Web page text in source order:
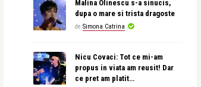
Malina Olinescu s-a sinucis,
dupa o mare si trista dragoste
de Simona Catrina
Nicu Covaci: Tot ce mi-am
propus in viata am reusit! Dar
ce pret am platit…